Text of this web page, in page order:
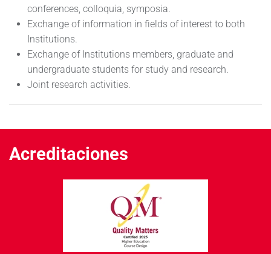
conferences, colloquia, symposia.
Exchange of information in fields of interest to both
Institutions.
Exchange of Institutions members, graduate and
undergraduate students for study and research.
Joint research activities.
Acreditaciones